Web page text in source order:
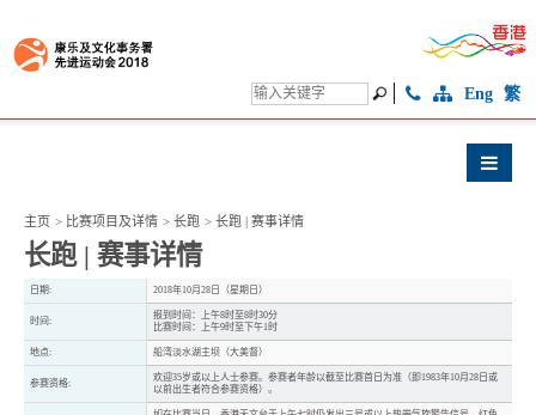
Eng 繁
主页 > 比赛项目及详情 > 长跑 > 长跑 | 赛事详情
长跑 | 赛事详情
日期: 2018年10月28日（星期日）
时间:
报到时间：上午8时至8时30分
比赛时间：上午9时至下午1时
地点: 船湾淡水湖主坝（大美督）
参赛资格:
欢迎35岁或以上人士参赛。参赛者年龄以截至比赛首日为准（即1983年10月28日或
以前出生者符合参赛资格）。